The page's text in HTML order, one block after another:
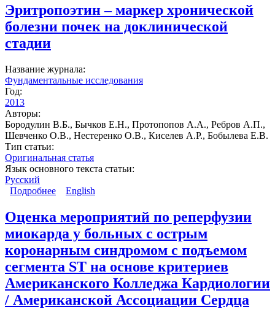
сосудистыми заболеваниями
Эритропоэтин – маркер хронической
болезни почек на доклинической
стадии
Название журнала:
Фундаментальные исследования
Год:
2013
Авторы:
Бородулин В.Б., Бычков Е.Н., Протопопов А.А., Ребров А.П.,
Шевченко О.В., Нестеренко О.В., Киселев А.Р., Бобылева Е.В.
Тип статьи:
Оригинальная статья
Язык основного текста статьи:
Русский
Подробнее о Эритропоэтин – маркер хронической болезни
English
Оценка мероприятий по реперфузии
миокарда у больных с острым
коронарным синдромом с подъемом
сегмента ST на основе критериев
Американского Колледжа Кардиологии
/ Американской Ассоциации Сердца